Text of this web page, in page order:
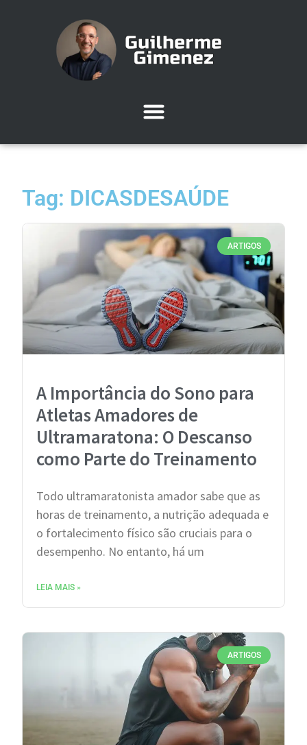
Tag: DICASDESAÚDE
ARTIGOS
A Importância do Sono para
Atletas Amadores de
Ultramaratona: O Descanso
como Parte do Treinamento
Todo ultramaratonista amador sabe que as
horas de treinamento, a nutrição adequada e
o fortalecimento físico são cruciais para o
desempenho. No entanto, há um
LEIA MAIS »
ARTIGOS